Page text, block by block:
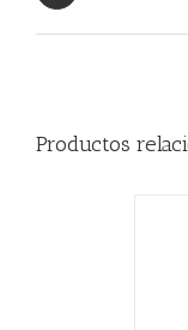
Productos